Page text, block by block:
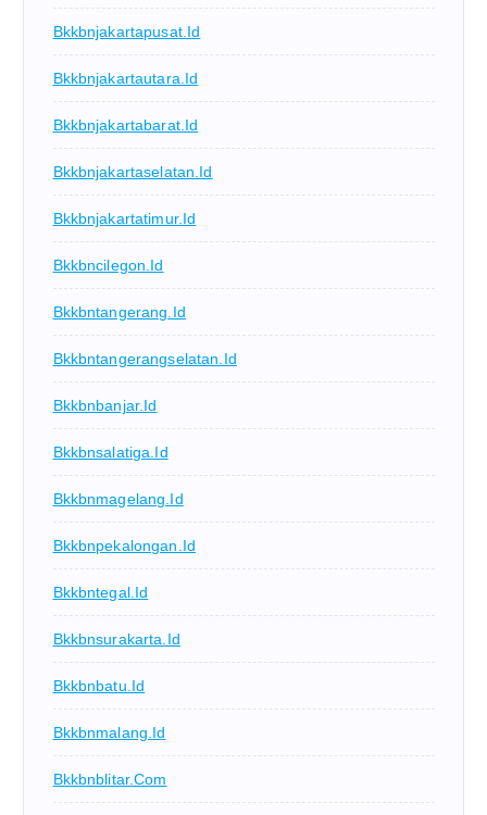
Bkkbnjakartapusat.id
Bkkbnjakartautara.id
Bkkbnjakartabarat.id
Bkkbnjakartaselatan.id
Bkkbnjakartatimur.id
Bkkbncilegon.id
Bkkbntangerang.id
Bkkbntangerangselatan.id
Bkkbnbanjar.id
Bkkbnsalatiga.id
Bkkbnmagelang.id
Bkkbnpekalongan.id
Bkkbntegal.id
Bkkbnsurakarta.id
Bkkbnbatu.id
Bkkbnmalang.id
Bkkbnblitar.com